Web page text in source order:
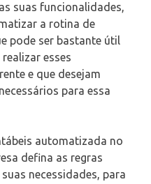
suas funcionalidades,
a rotina de
pode ser bastante útil
esses
e que desejam
para essa
automatizada no
defina as regras
necessidades, para